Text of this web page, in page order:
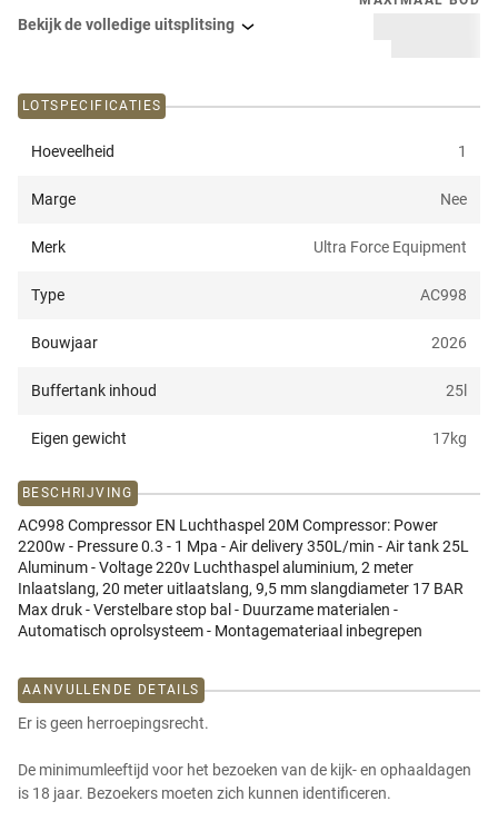
Bekijk de volledige uitsplitsing
LOTSPECIFICATIES
Hoeveelheid 1
Marge Nee
Merk Ultra Force Equipment
Type AC998
Bouwjaar 2026
Buffertank inhoud 25
Eigen gewicht 17kg
BESCHRIJVING
AC998 Compressor EN Luchthaspel 20M Compressor: Power
2200w - Pressure 0.3 - 1 Mpa - Air delivery 350L/min - Air tank 25L
Aluminum - Voltage 220v Luchthaspel aluminium, 2 meter
Inlaatslang, 20 meter uitlaatslang, 9,5 mm slangdiameter 17 BAR
Max druk - Verstelbare stop bal - Duurzame materialen -
Automatisch oprolsysteem - Montagemateriaal inbegrepen
AANVULLENDE DETAILS
Er is geen herroepingsrecht.
De minimumleeftijd voor het bezoeken van de kijk- en ophaaldagen
is 18 jaar. Bezoekers moeten zich kunnen identificeren.